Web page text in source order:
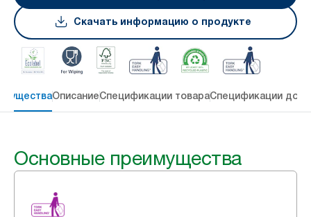
Скачать информацию о продукте
ОписаниеСпецификации товараСпецификации
Основные преимущества